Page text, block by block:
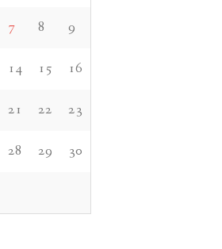
7 8 9
14 15 16
21 22 23
28 29 30